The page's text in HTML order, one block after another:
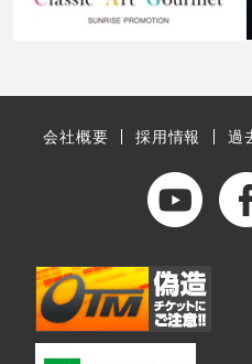
会社概要 採用情報 過